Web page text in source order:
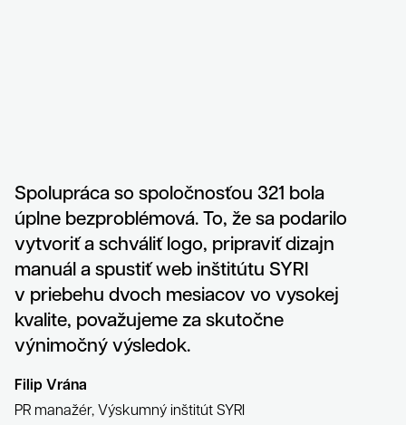
Spolupráca so spoločnosťou 321 bola
úplne bezproblémová. To, že sa podarilo
vytvoriť a schváliť logo, pripraviť dizajn
manuál a spustiť web inštitútu SYRI
v priebehu dvoch mesiacov vo vysokej
kvalite, považujeme za skutočne
výnimočný výsledok.
Filip Vrána
PR manažér, Výskumný inštitút SYRI
Súhlas so spracovaním osobných údajov spoločnosťou 321
CREATIVE CREW s. r. o.
Antispamová ochrana
napíšte číslicami "tridvajedna":